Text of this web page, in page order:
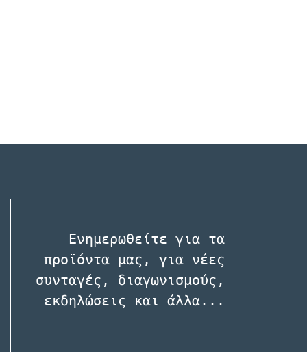
Ενηµερωθείτε για τα
προϊόντα µας, για νέες
συνταγές, διαγωνισµούς,
εκδηλώσεις και άλλα...